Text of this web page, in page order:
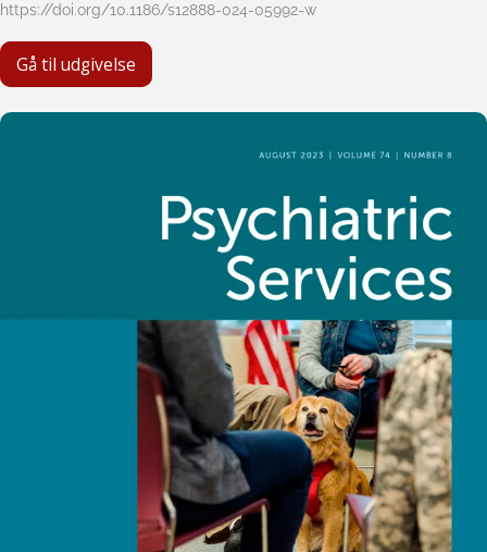
https://doi.org/10.1186/s12888-024-05992-w
Gå til udgivelse